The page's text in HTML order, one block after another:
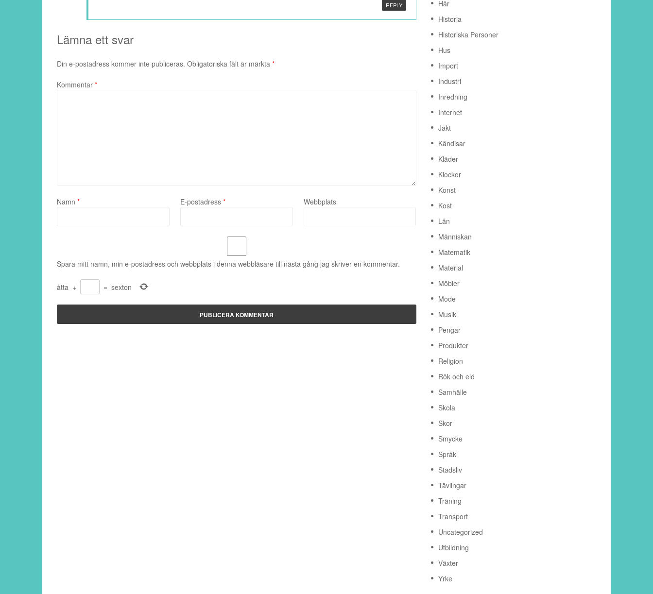
REPLY
Lämna ett svar
Din e-postadress kommer inte publiceras. Obligatoriska fält är märkta *
Kommentar *
Namn * E-postadress * Webbplats
Spara mitt namn, min e-postadress och webbplats i denna webbläsare till nästa gång jag skriver en kommentar.
åtta + = sexton
Hår
Historia
Historiska Personer
Hus
Import
Industri
Inredning
Internet
Jakt
Kändisar
Kläder
Klockor
Konst
Kost
Lån
Människan
Matematik
Material
Möbler
Mode
Musik
Pengar
Produkter
Religion
Rök och eld
Samhälle
Skola
Skor
Smycke
Språk
Stadsliv
Tävlingar
Träning
Transport
Uncategorized
Utbildning
Växter
Yrke